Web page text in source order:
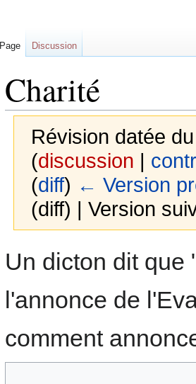
Charité
Révision datée
(discussion |
(diff) ← Version
(diff) | Version
à
navigation
à
recherche
Un dicton dit que
l'annonce de
comment
Page Discussion